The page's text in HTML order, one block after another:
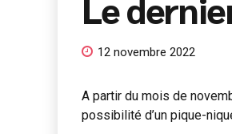
12 novembre 2022
A partir du mois de
possibilité d’un pique-